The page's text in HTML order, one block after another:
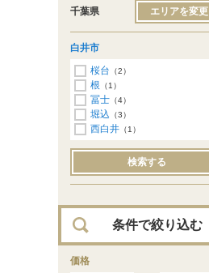
千葉県 エリアを変更
白井市
桜台 （2）
根 （1）
冨士 （4）
堀込 （3）
西白井 （1）
検索する
条件で絞り込む
価格